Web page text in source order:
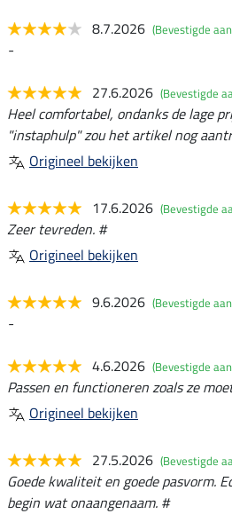
8.7.2026 (Bevestigde
-
27.6.2026 (Bevestigde
Heel comfortabel, ondanks de lage
"instaphulp" zou het artikel nog
Origineel bekijken
17.6.2026 (Bevestigde
Zeer tevreden. #
Origineel bekijken
9.6.2026 (Bevestigde
-
4.6.2026 (Bevestigde
Passen en functioneren zoals ze
Origineel bekijken
27.5.2026 (Bevestigde
Goede kwaliteit en goede pasvorm.
begin wat onaangenaam. #